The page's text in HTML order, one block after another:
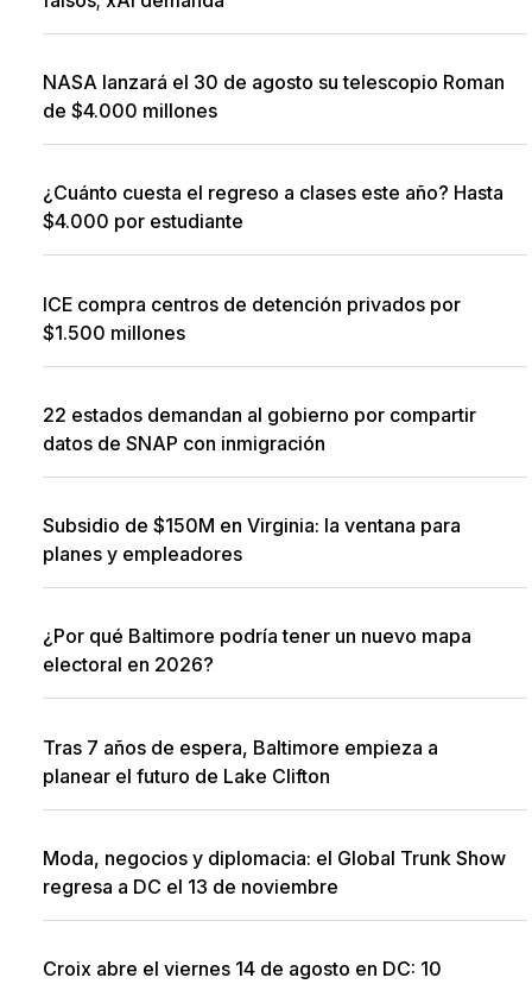
NASA lanzará el 30 de agosto su telescopio Roman
de $4.000 millones
¿Cuánto cuesta el regreso a clases este año? Hasta
$4.000 por estudiante
ICE compra centros de detención privados por
$1.500 millones
22 estados demandan al gobierno por compartir
datos de SNAP con inmigración
Subsidio de $150M en Virginia: la ventana para
planes y empleadores
¿Por qué Baltimore podría tener un nuevo mapa
electoral en 2026?
Tras 7 años de espera, Baltimore empieza a
planear el futuro de Lake Clifton
Moda, negocios y diplomacia: el Global Trunk Show
regresa a DC el 13 de noviembre
Croix abre el viernes 14 de agosto en DC: 10